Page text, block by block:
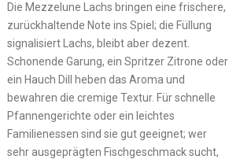
Die Mezzelune Lachs bringen eine frischere,
zurückhaltende Note ins Spiel; die Füllung
signalisiert Lachs, bleibt aber dezent.
Schonende Garung, ein Spritzer Zitrone oder
ein Hauch Dill heben das Aroma und
bewahren die cremige Textur. Für schnelle
Pfannengerichte oder ein leichtes
Familienessen sind sie gut geeignet; wer
sehr ausgeprägten Fischgeschmack sucht,